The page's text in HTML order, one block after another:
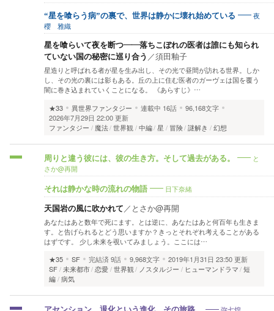
“星を喰らう病”の裏で、世界は静かに壊れ始めている
夜
櫻 雅織
星を喰らいて夜を断つ――落ちこぼれの医者は誰にも知られ
ていない国の秘密に巡り合う ／須田釉子
星造りと呼ばれる者が星を生み出し、その光で昼間が訪れる世界。しか
し、その光の裏には影もある。丘の上に住む医者のガーヴェは国を覆う
闇に巻き込まれていくことになる。 《あらすじ》…
★33
異世界ファンタジー 連載中 16話
96,168文字
2026年7月29日 22:00 更新
ファンタジー
魔法 世界観 中編 星 冒険 謎解き 幻想
周りと違う彼には、彼の生き方。そして過去がある。
と
さか@再開
それは静かな時の流れの物語 日下奈緒
天国岩の風に吹かれて ／ とさか@再開
あなたはあと数年で死にます。とは逆に、あなたはあと何百年も生きま
す。と告げられるとどう思いますか？きっとそれぞれ考えることがある
はずです。 少し未来を覗いてみましょう。ここには…
★35
SF 完結済9話 9,968文字
2019年1月31日 23:50 更新
SF 未来都市 恋愛 世界観 ノスタルジー ヒューマンドラマ 短
編 病気